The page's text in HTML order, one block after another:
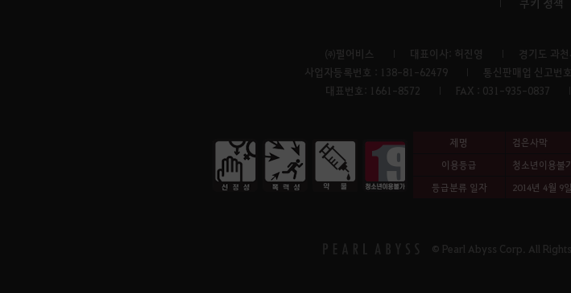
㈜펄어비스 대표이사: 허진영
경기도 과
사업자등록번호 : 138-81-62479
통신판매업 신고번
대표번호: 1661-8572 FAX : 031-935-0837
제명 검은사막
이용등급
청소년이용불
등급분류 일자
2014년 4월 9일
© Pearl Abyss Corp. All